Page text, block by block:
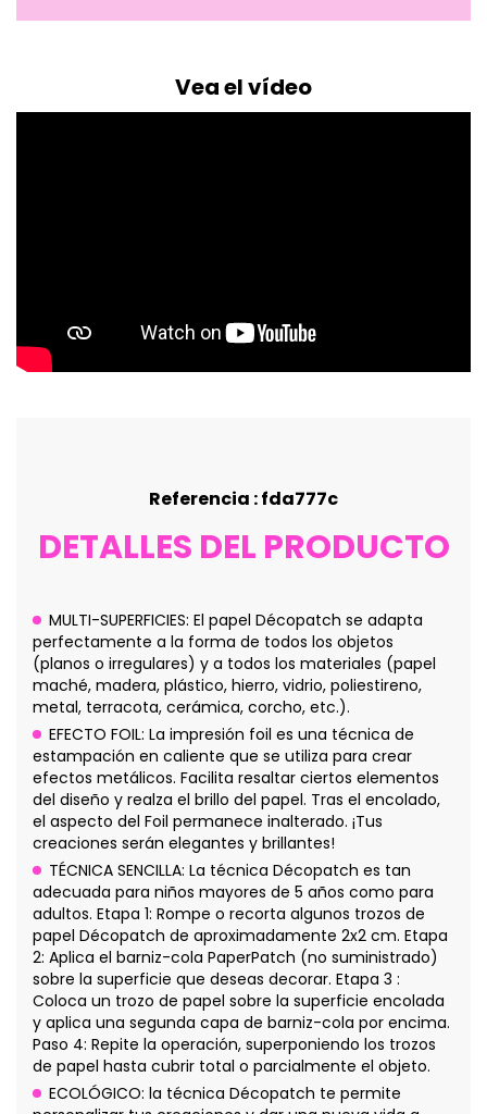
Vea el vídeo
Referencia : fda777c
DETALLES DEL PRODUCTO
MULTI-SUPERFICIES: El papel Décopatch se adapta
perfectamente a la forma de todos los objetos
(planos o irregulares) y a todos los materiales (papel
maché, madera, plástico, hierro, vidrio, poliestireno,
metal, terracota, cerámica, corcho, etc.).
EFECTO FOIL: La impresión foil es una técnica de
estampación en caliente que se utiliza para crear
efectos metálicos. Facilita resaltar ciertos elementos
del diseño y realza el brillo del papel. Tras el encolado,
el aspecto del Foil permanece inalterado. ¡Tus
creaciones serán elegantes y brillantes!
TÉCNICA SENCILLA: La técnica Décopatch es tan
adecuada para niños mayores de 5 años como para
adultos. Etapa 1: Rompe o recorta algunos trozos de
papel Décopatch de aproximadamente 2x2 cm. Etapa
2: Aplica el barniz-cola PaperPatch (no suministrado)
sobre la superficie que deseas decorar. Etapa 3 :
Coloca un trozo de papel sobre la superficie encolada
y aplica una segunda capa de barniz-cola por encima.
Paso 4: Repite la operación, superponiendo los trozos
de papel hasta cubrir total o parcialmente el objeto.
ECOLÓGICO: la técnica Décopatch te permite